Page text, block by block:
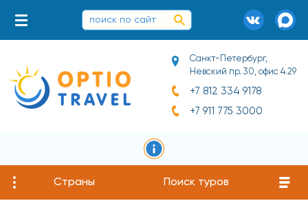
Санкт-Петербург,
Невский пр. 30, офис 4.29
+7 812 334 9178
+7 911 775 3000
Страны Поиск туров